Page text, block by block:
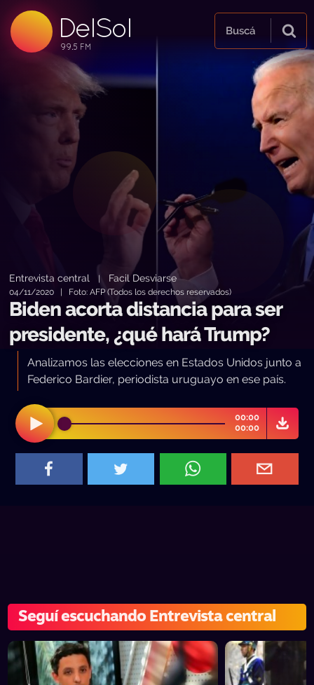
DelSol
99.5 FM
99.5 FM
99.5 FM
Buscá
Entrevista central Facil Desviarse
04/11/2020 | Foto: AFP (Todos los derechos reservados)
Biden acorta distancia para ser
presidente, ¿qué hará Trump?
Analizamos las elecciones en Estados Unidos junto a
Federico Bardier, periodista uruguayo en ese país.
00:00
00:00
Seguí escuchando Entrevista central